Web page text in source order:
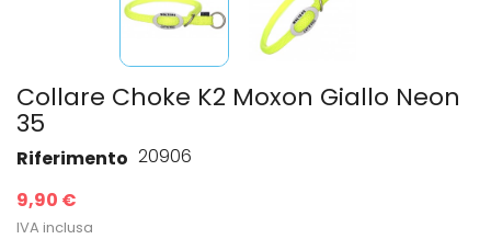
Collare Choke K2 Moxon Giallo Neon
35
Riferimento 20906
9,90 €
IVA inclusa